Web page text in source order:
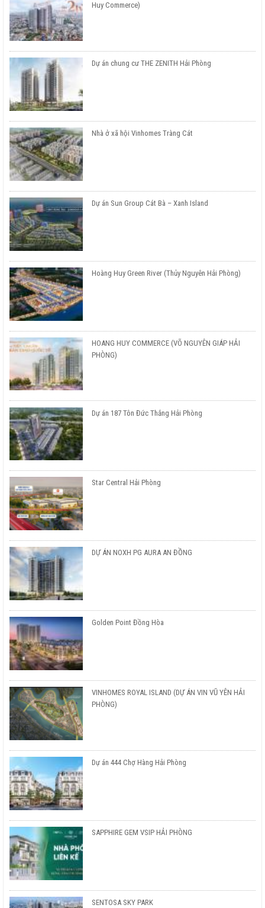
Huy Commerce)
Dự án chung cư THE ZENITH Hải Phòng
Nhà ở xã hội Vinhomes Tràng Cát
Dự án Sun Group Cát Bà – Xanh Island
Hoàng Huy Green River (Thủy Nguyên Hải Phòng)
HOANG HUY COMMERCE (VÕ NGUYÊN GIÁP HẢI
PHÒNG)
Dự án 187 Tôn Đức Thắng Hải Phòng
Star Central Hải Phòng
DỰ ÁN NOXH PG AURA AN ĐỒNG
Golden Point Đồng Hòa
VINHOMES ROYAL ISLAND (DỰ ÁN VIN VŨ YÊN HẢI
PHÒNG)
Dự án 444 Chợ Hàng Hải Phòng
SAPPHIRE GEM VSIP HẢI PHÒNG
SENTOSA SKY PARK